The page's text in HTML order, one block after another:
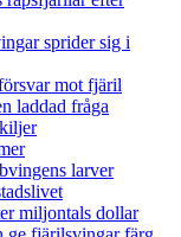
sprider sig i
mot fjäril
laddad fråga
larver
miljontals dollar